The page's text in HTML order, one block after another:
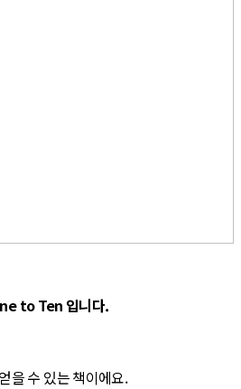
to Ten 입니다.
을 수 있는 책이에요.